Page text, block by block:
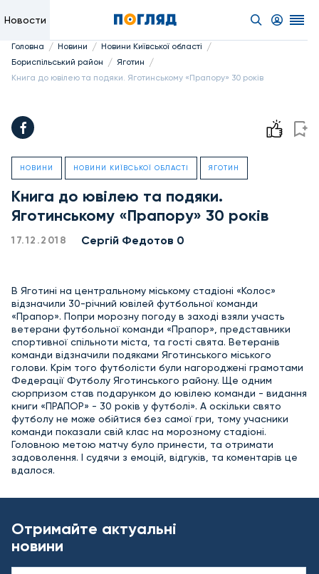
Новости
Головна / Новини / Новини Київської області /
Бориспільський район / Яготин /
Книга до ювілею та подяки. Яготинському «Прапору» 30 років
НОВИНИ НОВИНИ КИЇВСЬКОЇ ОБЛАСТІ ЯГОТИН
Книга до ювілею та подяки.
Яготинському «Прапору» 30 років
17.12.2018 Сергій Федотов 0
В Яготині на центральному міському стадіоні «Колос»
відзначили 30-річний ювілей футбольної команди
«Прапор». Попри морозну погоду в заході взяли участь
ветерани футбольної команди «Прапор», представники
спортивної спільноти міста, та гості свята. Ветеранів
команди відзначили подяками Яготинського міського
голови. Крім того футболісти були нагороджені грамотами
Федерації Футболу Яготинського району. Ще одним
сюрпризом став подарунком до ювілею команди - видання
книги «ПРАПОР» - 30 років у футболі». А оскільки свято
футболу не може обійтися без самої гри, тому учасники
команди показали свій клас на морозному стадіоні.
Головною метою матчу було принести, та отримати
задоволення. І судячи з емоцій, відгуків, та коментарів це
вдалося.
Отримайте актуальні
новини